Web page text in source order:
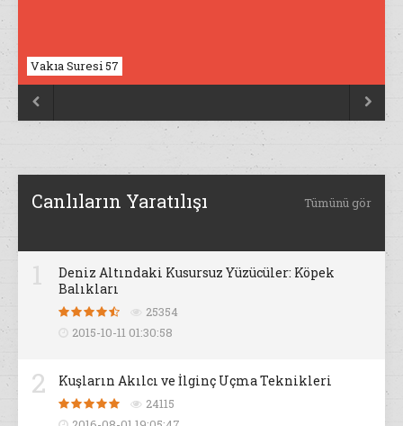
Vakıa Suresi 57
Nahl Suresi 17
 
Canlıların Yaratılışı Tümünü gör
Deniz Altındaki Kusursuz Yüzücüler: Köpek
Balıkları
25354
2015-10-11 01:30:58
2 Kuşların Akılcı ve İlginç Uçma Teknikleri
24115